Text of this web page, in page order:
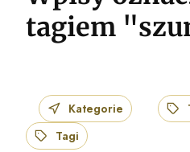
tagiem
Kategorie
Tagi